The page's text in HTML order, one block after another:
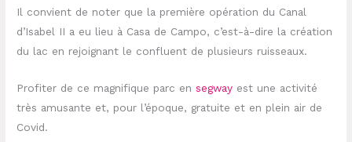
Il convient de noter que la première opération du Canal
d’Isabel II a eu lieu à Casa de Campo, c’est-à-dire la création
du lac en rejoignant le confluent de plusieurs ruisseaux.
Profiter de ce magnifique parc ensegway est une activité
très amusante et, pour l’époque, gratuite et en plein air de
Covid.